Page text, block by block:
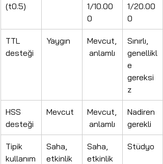
(t0.5)
1/10.00
0
1/20.00
0
TTL
desteği
Yaygın
Mevcut,
anlamlı
Sınırlı,
genellikl
e
gereksi
z
HSS
desteği
Mevcut
Mevcut,
anlamlı
Nadiren
gerekli
Tipik
kullanım
Saha,
etkinlik
Saha,
etkinlik
Stüdyo